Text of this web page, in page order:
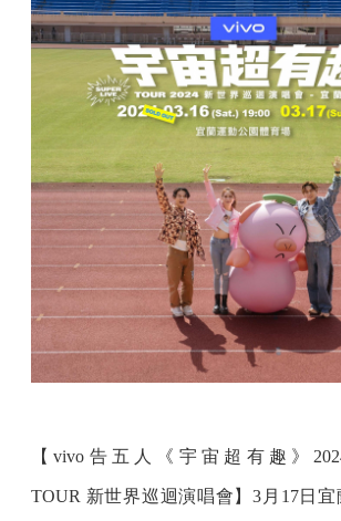
【vivo告五人《宇宙超有趣》
TOUR 新世界巡迴演唱會】3月17日